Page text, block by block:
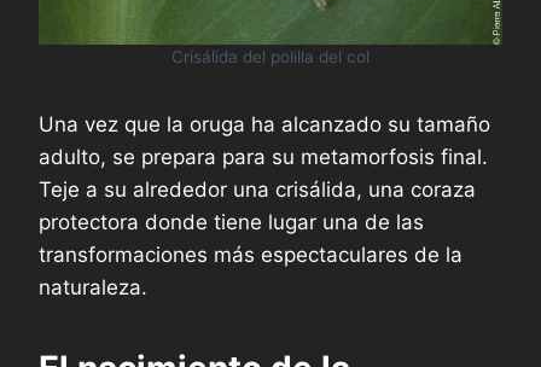
Crisálida del polilla del col
Una vez que la oruga ha alcanzado su tamaño
adulto, se prepara para su metamorfosis final.
Teje a su alrededor una crisálida, una coraza
protectora donde tiene lugar una de las
transformaciones más espectaculares de la
naturaleza.